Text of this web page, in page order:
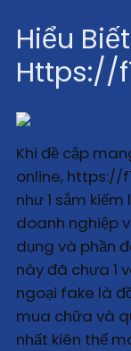
Hiểu
Https://
Khi đề cập
online, https://
như 1 sắm
doanh nghiệp
dụng và phần
này đã chưa 1
ngoại fake là
mua chữa và
nhất kiên thế